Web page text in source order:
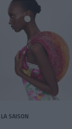
SAISON